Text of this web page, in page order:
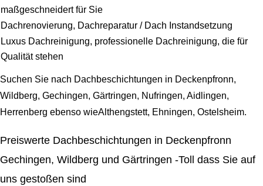
maßgeschneidert für Sie
Dachrenovierung, Dachreparatur / Dach Instandsetzung
Luxus Dachreinigung, professionelle Dachreinigung, die für
Qualität stehen
Suchen Sie nach Dachbeschichtungen in Deckenpfronn,
Wildberg, Gechingen, Gärtringen, Nufringen, Aidlingen,
Herrenberg ebenso wieAlthengstett, Ehningen, Ostelsheim.
Preiswerte Dachbeschichtungen in Deckenpfronn
Gechingen, Wildberg und Gärtringen -Toll dass Sie auf
uns gestoßen sind